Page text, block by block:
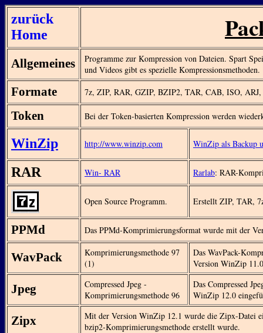
zurück
Home
Allgemeines
Programme zur Kompression von Dateien. Spart
und Videos gibt es spezielle Kompressionsmethoden.
Formate 7z, ZIP, RAR, GZIP, BZIP2, TAR, CAB, ISO,
Token Bei der Token-basierten Kompression werden
WinZip http://www.winzip.com WinZip als Backup
RAR Win- RAR Rarlab: RAR-
Open Source Programm. Erstellt ZIP, TAR,
PPMd Das PPMd-Komprimierungsformat wurde mit der
WavPack
Komprimierungsmethode 97
(1)
Das WavPack-
Version WinZip
Jpeg
Compressed Jpeg -
Komprimierungsmethode 96
Das Compressed
WinZip 12.0
Zipx
Mit der Version WinZip 12.1 wurde die Zipx-Datei
bzip2-Komprimierungsmethode erstellt wurde.